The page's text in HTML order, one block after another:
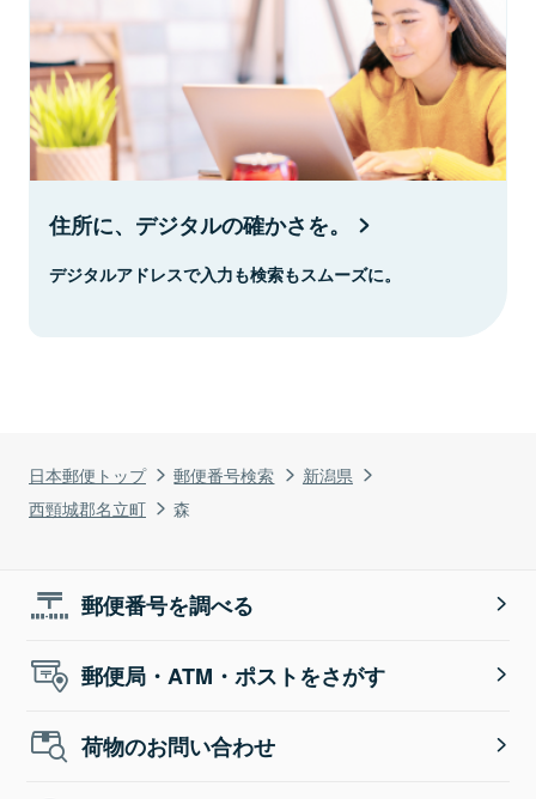
日本郵便トップ 郵便番号検索
新潟県
西頸城郡名立町
森
住所に、デジタルの確かさを。
デジタルアドレスで入力も検索もスムーズに。
郵便番号を調べる
郵便局・ATM・ポストをさがす
荷物のお問い合わせ